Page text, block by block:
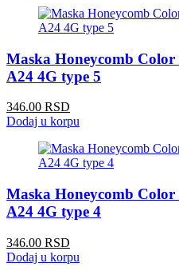
Maska Honeycomb
A24 4G type 5
346.00 RSD
Dodaj u korpu
Maska Honeycomb
A24 4G type 4
346.00 RSD
Dodaj u korpu